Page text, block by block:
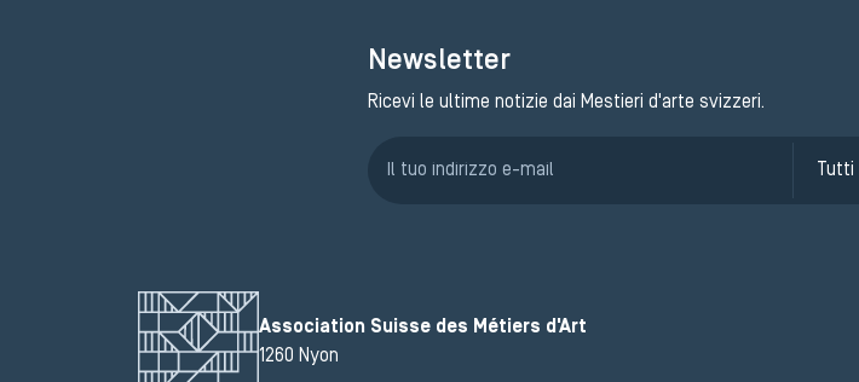
Newsletter
Ricevi le ultime notizie dai Mestieri d'arte svizzeri.
Association Suisse des Métiers d'Art
1260 Nyon